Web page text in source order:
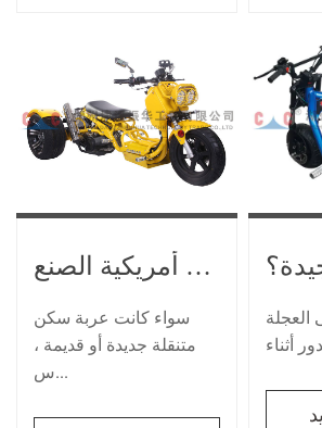
مكونات أمريكية الصنع RV
سواء كانت عربة سكن
متنقلة جديدة أو قديمة ،
س...
العجلة